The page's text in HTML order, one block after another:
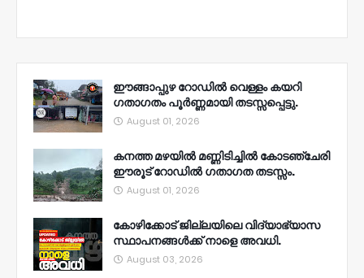
ഈങ്ങാപ്പുഴ റോഡിൽ വെള്ളം കയറി
ഗതാഗതം പൂർണ്ണമായി തടസ്സപ്പെട്ടു.
August 01, 2026
കനത്ത മഴയിൽ മണ്ണിടിച്ചിൽ കോടഞ്ചേരി
ഈരൂട് റോഡിൽ ഗതാഗത തടസ്സം.
August 01, 2026
കോഴിക്കോട് ജില്ലയിലെ വിദ്യാഭ്യാസ
സ്ഥാപനങ്ങൾക്ക് നാളെ അവധി.
August 03, 2026